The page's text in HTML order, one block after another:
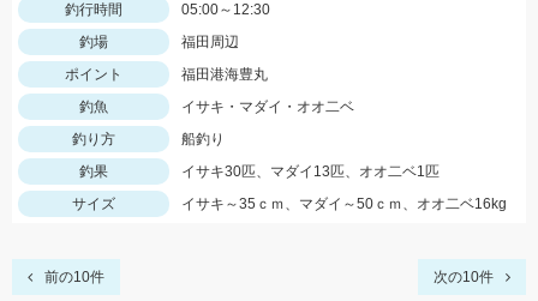
釣行時間
05:00～12:30
釣場
福田周辺
ポイント
福田港海豊丸
釣魚
イサキ・マダイ・オオ二ベ
釣り方
船釣り
釣果
イサキ30匹、マダイ13匹、オオ二ベ1匹
サイズ
イサキ～35ｃｍ、マダイ～50ｃｍ、オオ二ベ16kg
前の10件 次の10件